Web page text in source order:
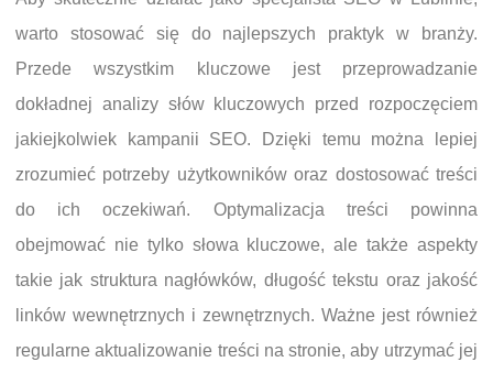
warto stosować się do najlepszych praktyk w branży.
Przede wszystkim kluczowe jest przeprowadzanie
dokładnej analizy słów kluczowych przed rozpoczęciem
jakiejkolwiek kampanii SEO. Dzięki temu można lepiej
zrozumieć potrzeby użytkowników oraz dostosować treści
do ich oczekiwań. Optymalizacja treści powinna
obejmować nie tylko słowa kluczowe, ale także aspekty
takie jak struktura nagłówków, długość tekstu oraz jakość
linków wewnętrznych i zewnętrznych. Ważne jest również
regularne aktualizowanie treści na stronie, aby utrzymać jej